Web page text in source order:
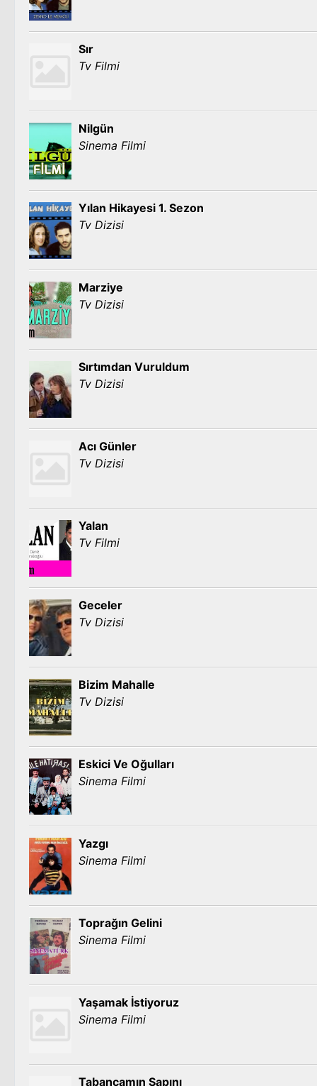
Sır
Tv Filmi
Nilgün
Sinema Filmi
Yılan Hikayesi 1. Sezon
Tv Dizisi
Marziye
Tv Dizisi
Sırtımdan Vuruldum
Tv Dizisi
Acı Günler
Tv Dizisi
Yalan
Tv Filmi
Geceler
Tv Dizisi
Bizim Mahalle
Tv Dizisi
Eskici Ve Oğulları
Sinema Filmi
Yazgı
Sinema Filmi
Toprağın Gelini
Sinema Filmi
Yaşamak İstiyoruz
Sinema Filmi
Tabancamın Sapını